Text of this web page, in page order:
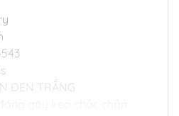
ĐEN TRẮNG